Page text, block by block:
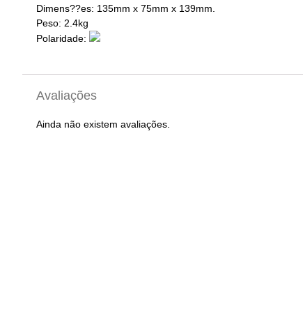
Dimens??es: 135mm x 75mm x 139mm
Peso: 2.4kg
Polaridade:
Avaliações
Ainda não existem avaliações.